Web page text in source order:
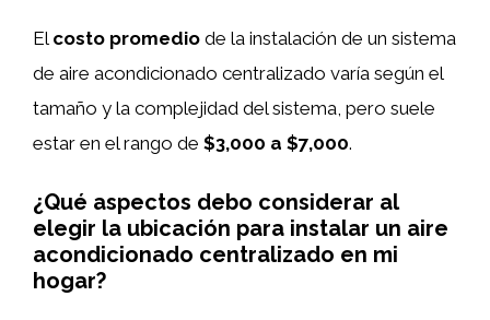
El costo promedio de la instalación de un sistema
de aire acondicionado centralizado varía según el
tamaño y la complejidad del sistema, pero suele
estar en el rango de $3,000 a $7,000.
¿Qué aspectos debo considerar al
elegir la ubicación para instalar un aire
acondicionado centralizado en mi
hogar?